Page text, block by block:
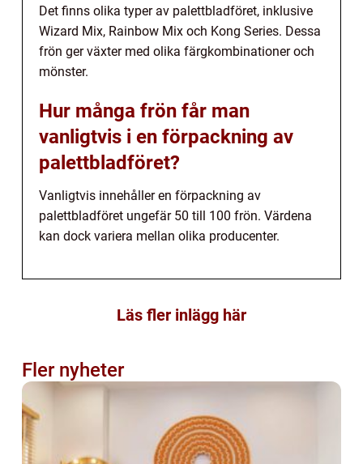
Det finns olika typer av palettbladföret, inklusive
Wizard Mix, Rainbow Mix och Kong Series. Dessa
frön ger växter med olika färgkombinationer och
mönster.
Hur många frön får man
vanligtvis i en förpackning av
palettbladföret?
Vanligtvis innehåller en förpackning av
palettbladföret ungefär 50 till 100 frön. Värdena
kan dock variera mellan olika producenter.
Läs fler inlägg här
Fler nyheter